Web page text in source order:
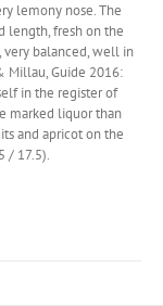
lemony nose. The
length, fresh on the
very balanced, well in
Millau, Guide 2016:
in the register of
marked liquor than
and apricot on the
/ 17.5).